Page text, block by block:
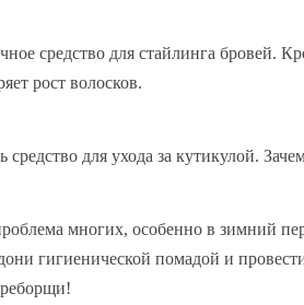
средство для стайлинга бровей.
рост волосков.
для ухода за кутикулой.
многих, особенно в зимний
гигиенической помадой и